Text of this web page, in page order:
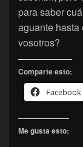
para saber
aguante
vosotros?
Comparte esto:
Facebook
Me gusta esto: